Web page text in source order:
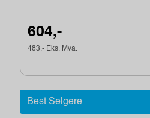
604,-
483,- Eks. Mva.
Best Selgere